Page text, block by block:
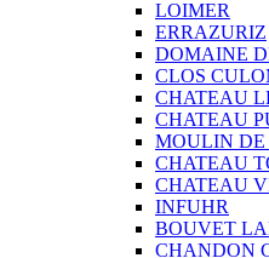
LOIMER
ERRAZURIZ
DOMAINE
CLOS
CHATEAU
CHATEAU
MOULIN DE
CHATEAU
CHATEAU
INFUHR
BOUVET
CHANDON